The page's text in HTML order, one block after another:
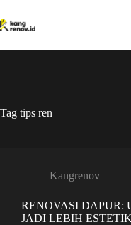
to
content
Tag tips ren
Kangrenov
RENOVASI DAPUR:
JADI LEBIH ESTETIK